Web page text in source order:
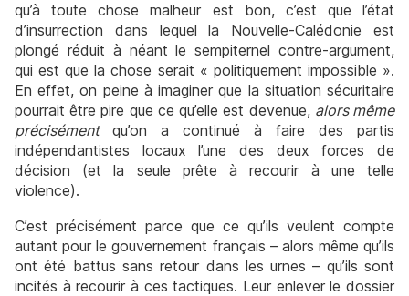
qu’à toute chose malheur est bon, c’est que l’état
d’insurrection dans lequel la Nouvelle-Calédonie est
plongé réduit à néant le sempiternel contre-argument,
qui est que la chose serait « politiquement impossible ».
En effet, on peine à imaginer que la situation sécuritaire
pourrait être pire que ce qu’elle est devenue, alors même
précisément
qu’on a continué à faire des partis
indépendantistes locaux l’une des deux forces de
décision (et la seule prête à recourir à une telle
violence).
C’est précisément parce que ce qu’ils veulent compte
autant pour le gouvernement français – alors même qu’ils
ont été battus sans retour dans les urnes – qu’ils sont
incités à recourir à ces tactiques. Leur enlever le dossier